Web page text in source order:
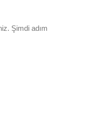
Şimdi adım